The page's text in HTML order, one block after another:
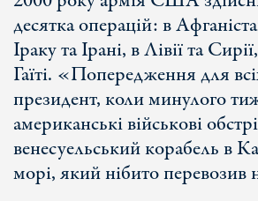
десятка операцій: в
Іраку та Ірані, в Лівії та
Гаїті. «Попередження для
президент, коли минулого
американські військові
венесуельський корабель в
морі, який нібито перевозив